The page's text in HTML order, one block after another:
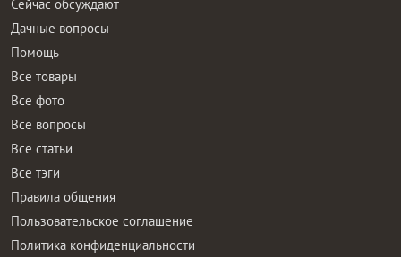
Сейчас обсуждают
Дачные вопросы
Помощь
Все товары
Все фото
Все вопросы
Все статьи
Все тэги
Правила общения
Пользовательское соглашение
Политика конфиденциальности